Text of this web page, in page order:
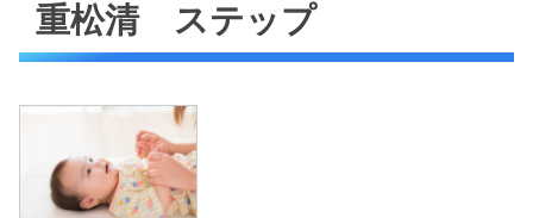
重松清 ステップ